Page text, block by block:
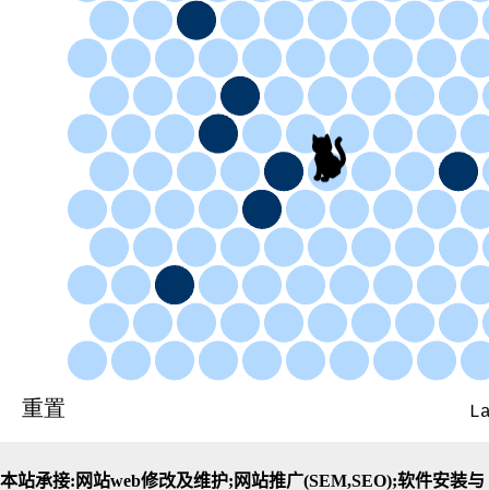
本站承接:网站web修改及维护;网站推广(SEM,SEO);软件安装与